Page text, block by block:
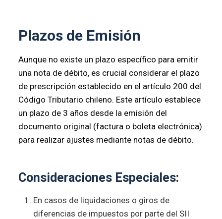
Plazos de Emisión
Aunque no existe un plazo específico para emitir
una nota de débito, es crucial considerar el plazo
de prescripción establecido en el artículo 200 del
Código Tributario chileno. Este artículo establece
un plazo de 3 años desde la emisión del
documento original (factura o boleta electrónica)
para realizar ajustes mediante notas de débito.
Consideraciones Especiales:
En casos de liquidaciones o giros de
diferencias de impuestos por parte del SII